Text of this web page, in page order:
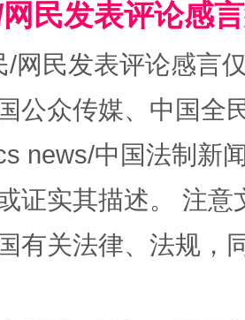
"原罪" "炒
民发表评论感
/网民发表评论感言
公众传媒、中国全
news/中国法制新
证实其描述。 注
有关法律、法规，